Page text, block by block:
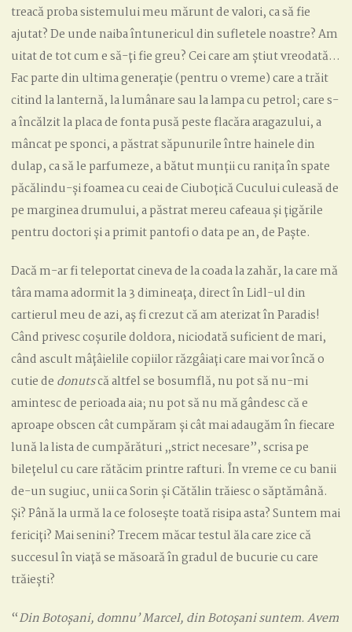
treacă proba sistemului meu mărunt de valori, ca să fie
ajutat? De unde naiba întunericul din sufletele noastre? Am
uitat de tot cum e să-ți fie greu? Cei care am știut vreodată…
Fac parte din ultima generație (pentru o vreme) care a trăit
citind la lanternă, la lumânare sau la lampa cu petrol; care s-
a încălzit la placa de fonta pusă peste flacăra aragazului, a
mâncat pe sponci, a păstrat săpunurile între hainele din
dulap, ca să le parfumeze, a bătut munții cu ranița în spate
păcălindu-și foamea cu ceai de Ciuboțică Cucului culeasă de
pe marginea drumului, a păstrat mereu cafeaua și țigările
pentru doctori și a primit pantofi o data pe an, de Paște.
Dacă m-ar fi teleportat cineva de la coada la zahăr, la care mă
târa mama adormit la 3 dimineața, direct în Lidl-ul din
cartierul meu de azi, aș fi crezut că am aterizat în Paradis!
Când privesc coșurile doldora, niciodată suficient de mari,
când ascult mâțâielile copiilor răzgâiați care mai vor încă o
cutie de donutscă altfel se bosumflă, nu pot să nu-mi
amintesc de perioada aia; nu pot să nu mă gândesc că e
aproape obscen cât cumpăram și cât mai adaugăm în fiecare
lună la lista de cumpărături „strict necesare”, scrisa pe
bilețelul cu care rătăcim printre rafturi. În vreme ce cu banii
de-un sugiuc, unii ca Sorin și Cătălin trăiesc o săptămână.
Și? Până la urmă la ce folosește toată risipa asta? Suntem mai
fericiți? Mai senini? Trecem măcar testul ăla care zice că
succesul în viață se măsoară în gradul de bucurie cu care
trăiești?
“Din Botoșani, domnu’ Marcel, din Botoșani suntem. Avem